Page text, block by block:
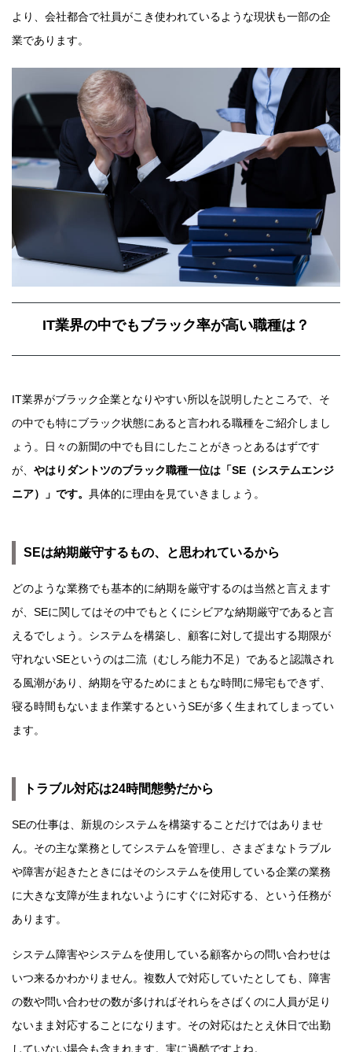
より、会社都合で社員がこき使われているような現状も一部の企
業であります。
IT業界の中でもブラック率が高い職種は？
IT業界がブラック企業となりやすい所以を説明したところで、そ
の中でも特にブラック状態にあると言われる職種をご紹介しまし
ょう。日々の新聞の中でも目にしたことがきっとあるはずです
が、 やはりダントツのブラック職種一位は「SE（システムエンジ
ニア）」です。 具体的に理由を見ていきましょう。
SEは納期厳守するもの、と思われているから
どのような業務でも基本的に納期を厳守するのは当然と言えます
が、SEに関してはその中でもとくにシビアな納期厳守であると言
えるでしょう。システムを構築し、顧客に対して提出する期限が
守れないSEというのは二流（むしろ能力不足）であると認識され
る風潮があり、納期を守るためにまともな時間に帰宅もできず、
寝る時間もないまま作業するというSEが多く生まれてしまってい
ます。
トラブル対応は24時間態勢だから
SEの仕事は、新規のシステムを構築することだけではありませ
ん。その主な業務としてシステムを管理し、さまざまなトラブル
や障害が起きたときにはそのシステムを使用している企業の業務
に大きな支障が生まれないようにすぐに対応する、という任務が
あります。
システム障害やシステムを使用している顧客からの問い合わせは
いつ来るかわかりません。複数人で対応していたとしても、障害
の数や問い合わせの数が多ければそれらをさばくのに人員が足り
ないまま対応することになります。その対応はたとえ休日で出勤
していない場合も含まれます。実に過酷ですよね。